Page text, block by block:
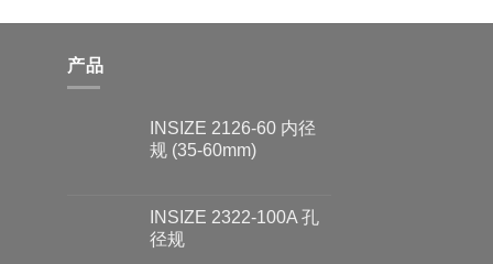
产品
INSIZE 2126-60 内径
规 (35-60mm)
INSIZE 2322-100A 孔
径规